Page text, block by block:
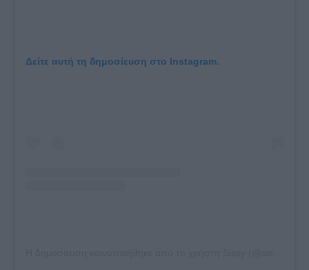
Δείτε αυτή τη δημοσίευση στο Instagram.